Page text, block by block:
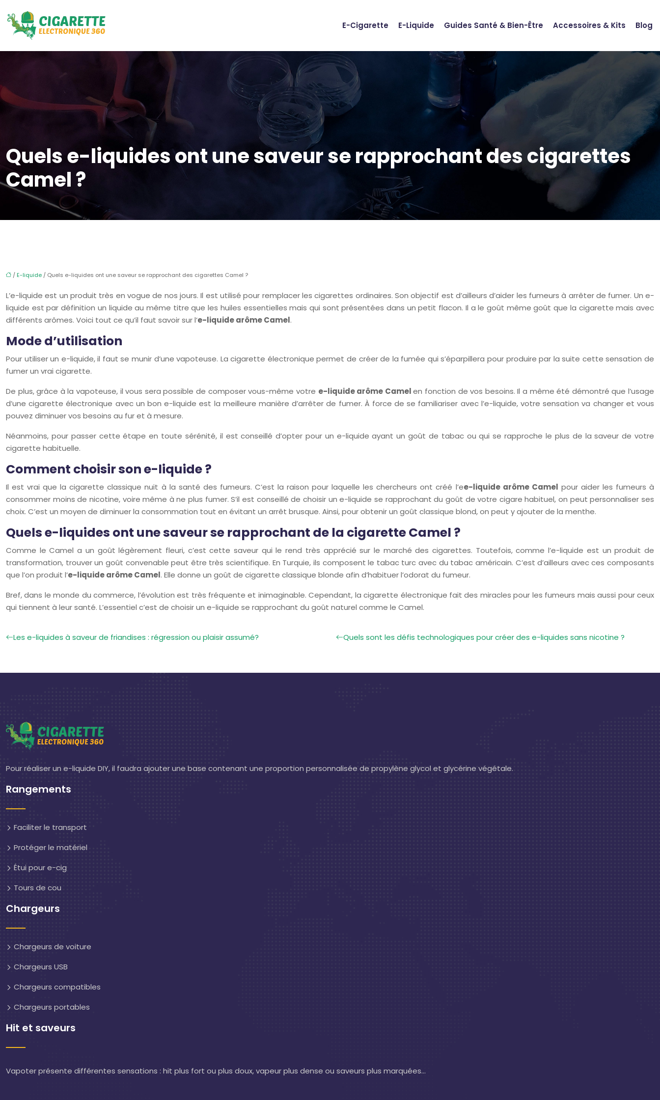
E-Cigarette E-Liquide Guides Santé & Bien-Être Accessoires & Kits Blog
Quels e-liquides ont une saveur se rapprochant des cigarettes
Camel ?
/ E-liquide / Quels e-liquides ont une saveur se rapprochant des cigarettes Camel ?
L’e-liquide est un produit très en vogue de nos jours. Il est utilisé pour remplacer les cigarettes ordinaires. Son objectif est d’ailleurs d’aider les fumeurs à arrêter de fumer. Un e-
liquide est par définition un liquide au même titre que les huiles essentielles mais qui sont présentées dans un petit flacon. Il a le goût même goût que la cigarette mais avec
différents arômes. Voici tout ce qu’il faut savoir sur l’e-liquide arôme Camel.
Mode d’utilisation
Pour utiliser un e-liquide, il faut se munir d’une vapoteuse. La cigarette électronique permet de créer de la fumée qui s’éparpillera pour produire par la suite cette sensation de
fumer un vrai cigarette.
De plus, grâce à la vapoteuse, il vous sera possible de composer vous-même votre e-liquide arôme Camelen fonction de vos besoins. Il a même été démontré que l’usage
d’une cigarette électronique avec un bon e-liquide est la meilleure manière d’arrêter de fumer. À force de se familiariser avec l’e-liquide, votre sensation va changer et vous
pouvez diminuer vos besoins au fur et à mesure.
Néanmoins, pour passer cette étape en toute sérénité, il est conseillé d’opter pour un e-liquide ayant un goût de tabac ou qui se rapproche le plus de la saveur de votre
cigarette habituelle.
Comment choisir son e-liquide ?
Il est vrai que la cigarette classique nuit à la santé des fumeurs. C’est la raison pour laquelle les chercheurs ont créé l’ee-liquide arôme Camel pour aider les fumeurs à
consommer moins de nicotine, voire même à ne plus fumer. S’il est conseillé de choisir un e-liquide se rapprochant du goût de votre cigare habituel, on peut personnaliser ses
choix. C’est un moyen de diminuer la consommation tout en évitant un arrêt brusque. Ainsi, pour obtenir un goût classique blond, on peut y ajouter de la menthe.
Quels e-liquides ont une saveur se rapprochant de la cigarette Camel ?
Comme le Camel a un goût légèrement fleuri, c’est cette saveur qui le rend très apprécié sur le marché des cigarettes. Toutefois, comme l’e-liquide est un produit de
transformation, trouver un goût convenable peut être très scientifique. En Turquie, ils composent le tabac turc avec du tabac américain. C’est d’ailleurs avec ces composants
que l’on produit l’e-liquide arôme Camel. Elle donne un goût de cigarette classique blonde afin d’habituer l’odorat du fumeur.
Bref, dans le monde du commerce, l’évolution est très fréquente et inimaginable. Cependant, la cigarette électronique fait des miracles pour les fumeurs mais aussi pour ceux
qui tiennent à leur santé. L’essentiel c’est de choisir un e-liquide se rapprochant du goût naturel comme le Camel.
Les e-liquides à saveur de friandises : régression ou plaisir assumé? Quels sont les défis technologiques pour créer des e-liquides sans nicotine ?
Pour réaliser un e-liquide DIY, il faudra ajouter une base contenant une proportion personnalisée de propylène glycol et glycérine végétale.
Rangements
Faciliter le transport
Protéger le matériel
Étui pour e-cig
Tours de cou
Chargeurs
Chargeurs de voiture
Chargeurs USB
Chargeurs compatibles
Chargeurs portables
Hit et saveurs
Vapoter présente différentes sensations : hit plus fort ou plus doux, vapeur plus dense ou saveurs plus marquées…